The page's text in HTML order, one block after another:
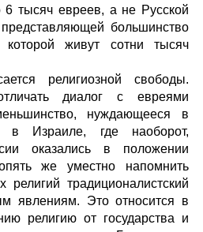
6 тысяч евреев, а не Русской
большинство
живут сотни тысяч
религиозной свободы.
диалог с евреями
нуждающееся в
Израиле, где наоборот,
оказались в положении
же уместно напомнить
традиционалистский
явлениям. Это относится в
религию от государства и